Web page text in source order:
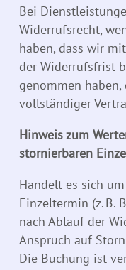
Bei
Widerrufsrecht,
haben, dass wir
der Widerrufsfrist
genommen
vollständiger
Hinweis zum
stornierbaren
Handelt es sich
Einzeltermin (z. B.
nach Ablauf der
Anspruch auf
Die Buchung ist